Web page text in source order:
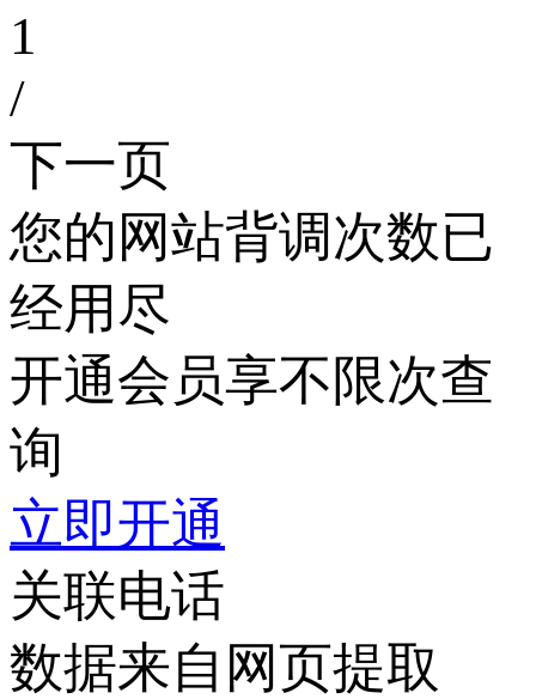
1
/
下一页
您的网站背调次数已
经用尽
开通会员享不限次查
询
立即开通
关联电话
数据来自网页提取